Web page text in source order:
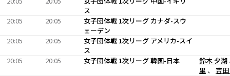
ス
20:05
20:05
女子団体戦 1次リーグ カナダ-スウ
ェーデン
20:05
20:05
女子団体戦 1次リーグ アメリカ-スイ
ス
20:05
20:05 女子団体戦 1次リーグ 韓国-日本 鈴木 夕湖
里 、 吉